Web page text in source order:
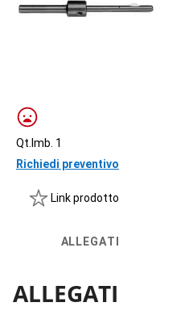
Qt.Imb. 1
Richiedi preventivo
Link prodotto
ALLEGATI
ALLEGATI